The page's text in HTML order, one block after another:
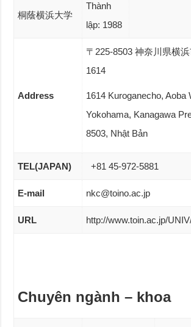
桐蔭横浜大学
Thành
lập: 1988
Address
〒225-8503 神奈川県横
1614
1614 Kuroganecho, Aoba
Yokohama, Kanagawa
8503, Nhật Bản
TEL(JAPAN) +81 45-972-5881
E-mail nkc@toino.ac.jp
URL http://www.toin.ac.jp/
Chuyên ngành – khoa